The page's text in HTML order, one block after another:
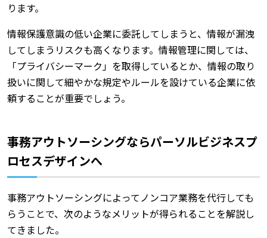
ります。
情報保護意識の低い企業に委託してしまうと、情報が漏洩
してしまうリスクも高くなります。情報管理に関しては、
「プライバシーマーク」を取得しているとか、情報の取り
扱いに関して細やかな規定やルールを設けている企業に依
頼することが重要でしょう。
事務アウトソーシングならパーソルビジネスプ
ロセスデザインへ
事務アウトソーシングによってノンコア業務を代行しても
らうことで、次のようなメリットが得られることを解説し
てきました。